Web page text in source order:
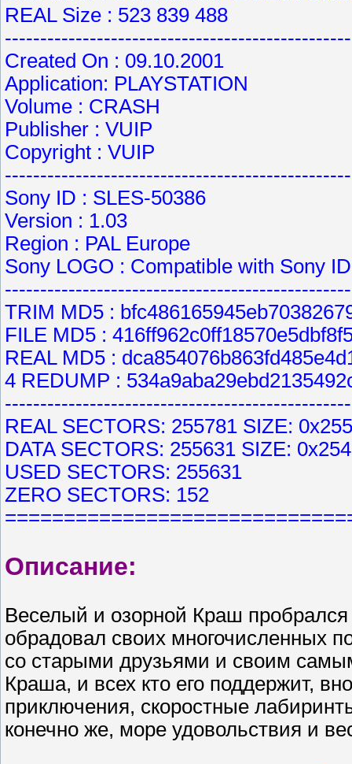
REAL Size : 523 839 488
Created On : 09.10.2001
Application: PLAYSTATION
Volume : CRASH
Publisher : VUIP
Copyright : VUIP
Sony ID : SLES-50386
Version : 1.03
Region : PAL Europe
Sony LOGO : Compatible with Sony
TRIM MD5 :
FILE MD5 :
REAL MD5 :
4 REDUMP :
REAL SECTORS: 255781 SIZE:
DATA SECTORS: 255631 SIZE:
USED SECTORS: 255631
ZERO SECTORS: 152
Описание:
Веселый и озорной Краш
обрадовал своих многочисленных
со старыми друзьями и своим
Краша, и всех кто его поддержит,
приключения, скоростные
конечно же, море удовольствия и